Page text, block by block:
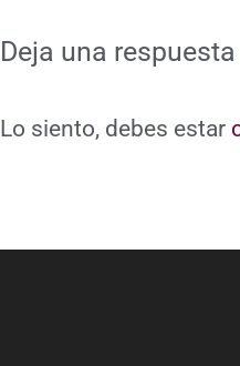
Deja una respuesta
Lo siento, debes estar